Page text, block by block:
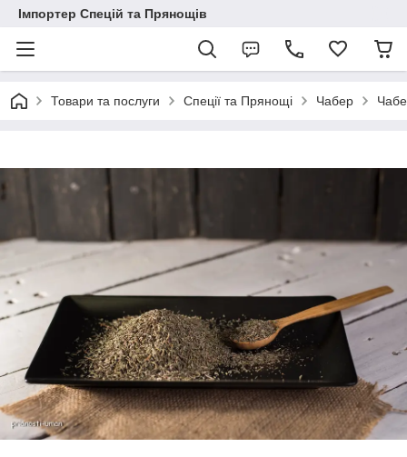
Імпортер Спецій та Прянощів
Товари та послуги Спеції та Прянощі Чабер